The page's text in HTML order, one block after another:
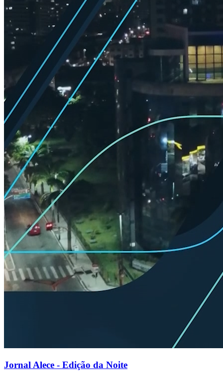
Jornal Alece - Edição da Noite